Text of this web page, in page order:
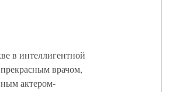
в интеллигентной
врачом,
актером-